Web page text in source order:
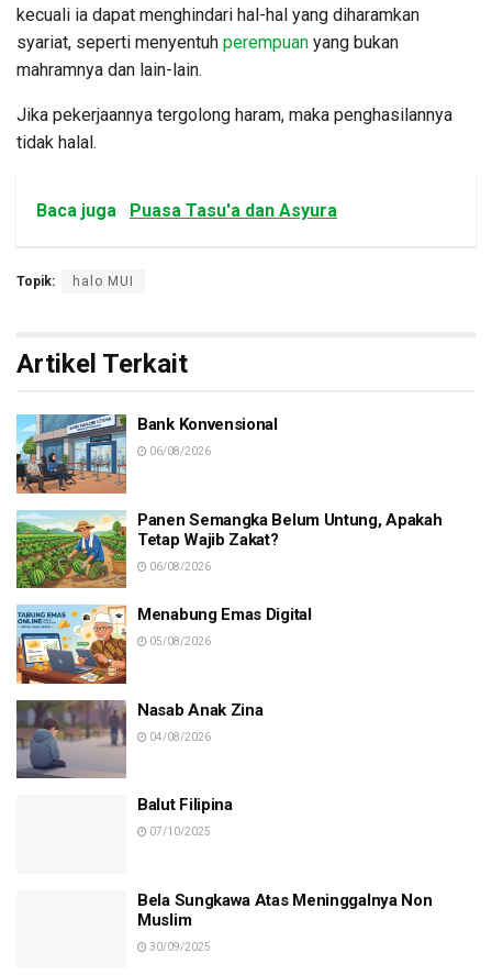
kecuali ia dapat menghindari hal-hal yang diharamkan
syariat, seperti menyentuh perempuan yang bukan
mahramnya dan lain-lain.
Jika pekerjaannya tergolong haram, maka penghasilannya
tidak halal.
Baca juga Puasa Tasu'a dan Asyura
Topik: halo MUI
Artikel Terkait
Bank Konvensional
06/08/2026
Panen Semangka Belum Untung, Apakah
Tetap Wajib Zakat?
06/08/2026
Menabung Emas Digital
05/08/2026
Nasab Anak Zina
04/08/2026
Balut Filipina
07/10/2025
Bela Sungkawa Atas Meninggalnya Non
Muslim
30/09/2025